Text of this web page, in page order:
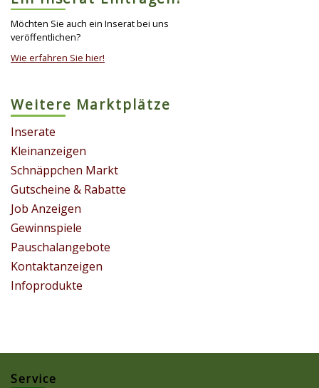
Möchten Sie auch ein Inserat bei uns
veröffentlichen?
Wie erfahren Sie hier!
Weitere Marktplätze
Inserate
Kleinanzeigen
Schnäppchen Markt
Gutscheine & Rabatte
Job Anzeigen
Gewinnspiele
Pauschalangebote
Kontaktanzeigen
Infoprodukte
Service